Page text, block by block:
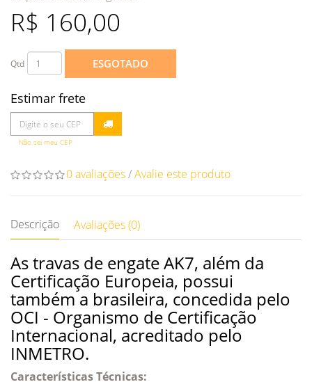
R$ 160,00
Qtd ESGOTADO
Estimar frete
Não sei meu CEP
0 avaliações/Avalie este produto
Descrição Avaliações (0)
As travas de engate AK7, além da
Certificação Europeia, possui
também a brasileira, concedida pelo
OCI - Organismo de Certificação
Internacional, acreditado pelo
INMETRO.
Características Técnicas: